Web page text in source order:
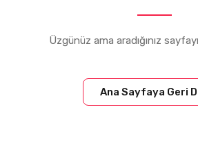
Üzgünüz ama aradığınız
Ana Sayfaya Geri